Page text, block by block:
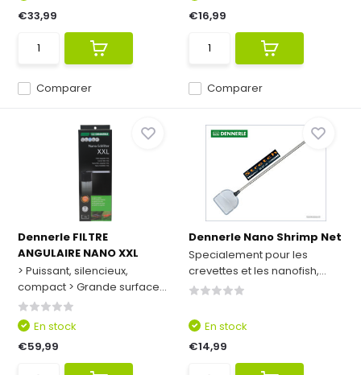
Comparer
€33,99
Comparer
€16,99
Dennerle FILTRE
ANGULAIRE NANO XXL
> Puissant, silencieux,
compact > Grande surface...
En stock
€59,99
Dennerle Nano Shrimp Net
Specialement pour les
crevettes et les nanofish,...
En stock
€14,99